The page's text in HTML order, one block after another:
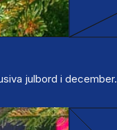
julbord i december.